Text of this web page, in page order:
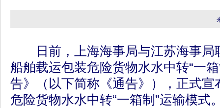
日前，上海海事局与江苏海事局
船舶载运包装危险货物水水中转“一
告》（以下简称《通告》），正式宣
危险货物水水中转“一箱制”运输模式